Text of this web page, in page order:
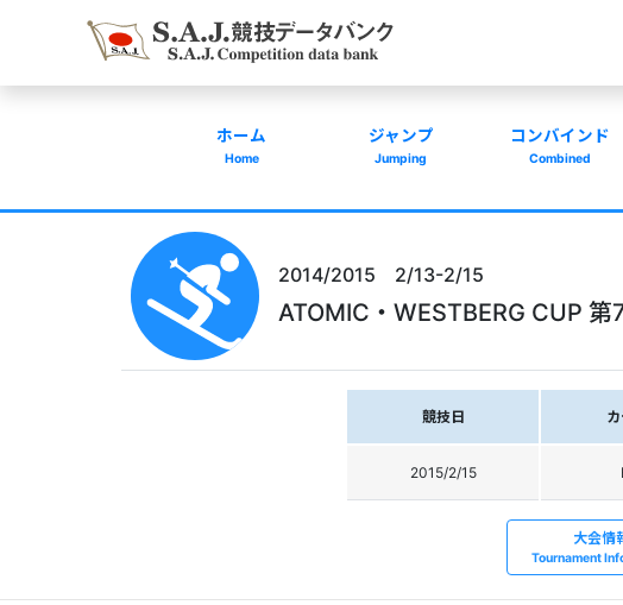
ホーム
Home
ジャンプ
Jumping
コンバインド
Combined
2014/2015 2/13-2/15
ATOMIC・WESTBERG CUP 第
競技日
2015/2/15
大会情
Tournament